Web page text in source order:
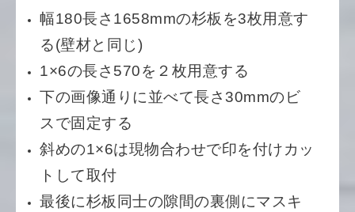
幅180長さ1658mmの杉板を3枚用意す
る(壁材と同じ)
1×6の長さ570を２枚用意する
下の画像通りに並べて長さ30mmのビ
スで固定する
斜めの1×6は現物合わせで印を付けカッ
トして取付
最後に杉板同士の隙間の裏側にマスキ